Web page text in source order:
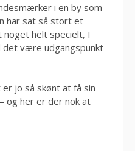
i en by som
har sat så stort et
helt specielt, I
være udgangspunkt
jo så skønt at få sin
og her er der nok at